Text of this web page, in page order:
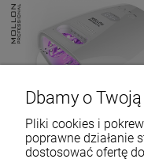
Dbamy o
Pliki cookies i
poprawne działanie
dostosować ofertę